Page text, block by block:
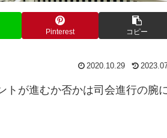
Pinterest コピー
2020.10.29
トが進むか否かは司会進行の腕